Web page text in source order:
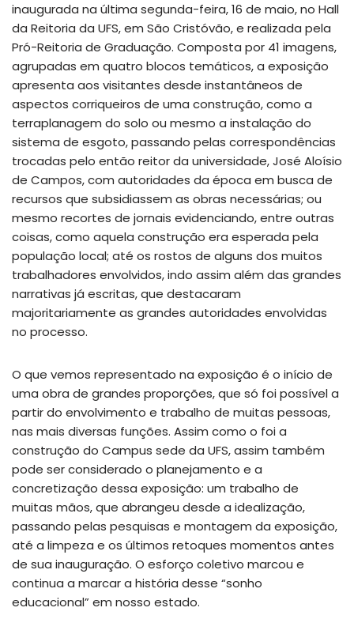
inaugurada na última segunda-feira, 16 de maio, no Hall
da Reitoria da UFS, em São Cristóvão, e realizada pela
Pró-Reitoria de Graduação. Composta por 41 imagens,
agrupadas em quatro blocos temáticos, a exposição
apresenta aos visitantes desde instantâneos de
aspectos corriqueiros de uma construção, como a
terraplanagem do solo ou mesmo a instalação do
sistema de esgoto, passando pelas correspondências
trocadas pelo então reitor da universidade, José Aloísio
de Campos, com autoridades da época em busca de
recursos que subsidiassem as obras necessárias; ou
mesmo recortes de jornais evidenciando, entre outras
coisas, como aquela construção era esperada pela
população local; até os rostos de alguns dos muitos
trabalhadores envolvidos, indo assim além das grandes
narrativas já escritas, que destacaram
majoritariamente as grandes autoridades envolvidas
no processo.
O que vemos representado na exposição é o início de
uma obra de grandes proporções, que só foi possível a
partir do envolvimento e trabalho de muitas pessoas,
nas mais diversas funções. Assim como o foi a
construção do Campus sede da UFS, assim também
pode ser considerado o planejamento e a
concretização dessa exposição: um trabalho de
muitas mãos, que abrangeu desde a idealização,
passando pelas pesquisas e montagem da exposição,
até a limpeza e os últimos retoques momentos antes
de sua inauguração. O esforço coletivo marcou e
continua a marcar a história desse “sonho
educacional” em nosso estado.